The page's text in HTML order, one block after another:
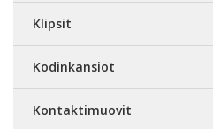
Klipsit
Kodinkansiot
Kontaktimuovit